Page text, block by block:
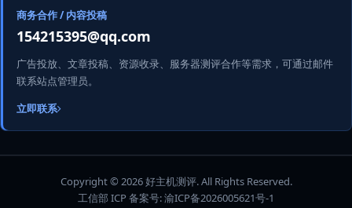
商务合作 / 内容投稿
154215395@qq.com
广告投放、文章投稿、资源收录、服务器测评合作等需求，可通过邮件
联系站点管理员。
立即联系
Copyright © 2026 好主机测评. All Rights Reserved.
工信部 ICP 备案号:渝ICP备2026005621号-1